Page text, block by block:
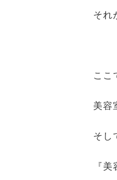
それ
ここ
美容
そし
『